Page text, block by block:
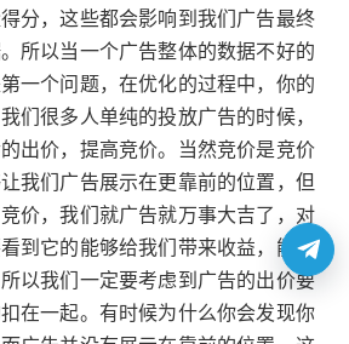
分，这些都会影响到我们广告最终
所以当一个广告整体的数据不好的
一个问题，在优化的过程中，你的
们很多人单纯的投放广告的时候，
出价，提高竞价。当然竞价是竞价
我们广告展示在更靠前的位置，但
价，我们就广告就万事大吉了，对
到它的能够给我们带来收益，能够
以我们一定要考虑到广告的出价要
在一起。有时候为什么你会发现你